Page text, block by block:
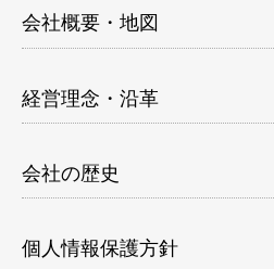
会社概要・地図
経営理念・沿革
会社の歴史
個人情報保護方針